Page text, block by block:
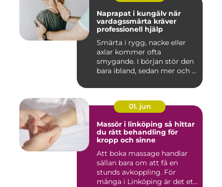
Naprapat i kungälv när
vardagssmärta kräver
professionell hjälp
Smärta i rygg, nacke eller
axlar kommer ofta
smygande. I början stör den
bara ibland, sedan mer och ...
01. jun
Massör i linköping så hittar
du rätt behandling för
kropp och sinne
Att boka massage handlar
sällan bara om att få en
stunds avkoppling. För
många i Linköping är det et...